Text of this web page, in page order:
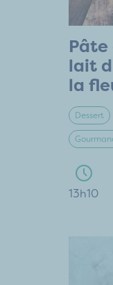
lait
la
Dessert
13h10